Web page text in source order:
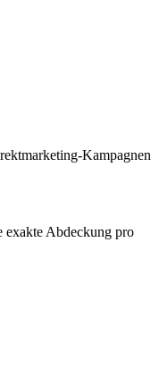
Kampagnen
exakte Abdeckung pro